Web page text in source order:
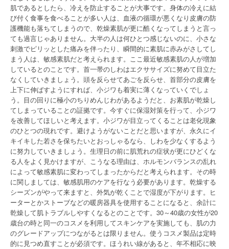
肌であるとしたら、冷えを防止することが大事です。身体の冷えに結
び付く食事を食べることが多い人は、血液の循環が悪くなり皮膚の防
護機能も落ちてしまうので、乾燥素肌が更に酷くなってしまうと言っ
ても過言じゃありません。大半の人は何ひとつ感じないのに、小さな
刺激でピリッとした痛みを伴ったり、瞬間的に素肌に赤みがさしてし
まう人は、敏感素肌だと考えられます。ここ最近敏感素肌の人が増加
しているとのことです。首一帯のしわはエクササイズに努めて目立た
なくしていきましょう。頭を反らせてあごを反らせ、首部分の皮膚を
上下に伸ばすようにすれば、小ジワも着実に薄くなっていくでしょ
う。目の回りに極小のちりめんじわがあるようだと、お素肌が乾燥し
てしまっていることの証拠です。今すぐに保湿対策を行って、小ジワ
を改善してほしいと考えます。小ジワが目立ってくることは老化現象
のひとつの現れです。避けようがないことだと思いますが、永久にイ
キイキした若さを保ちたいとおっしゃるなら、しわを少なくするよう
に努力していきましょう。生理日の前に肌荒れの症状が更にひどくな
る人をよく見かけますが、こうなる理由は、ホルモンバランスの乱れ
によって敏感素肌に変わってしまったからだと考えられます。その時
に関しましては、敏感肌用のケアを行なう必要があります。乾燥する
シーズンがやって来ますと、外気が乾くことで湿度が下がります。ヒ
ーターとかストーブなどの暖房器具を使用することになると、余計に
乾燥して肌トラブルしやすくなるとのことです。30～40歳の女性が20
歳台の時と同一のコスメを利用してスキンケアを実施しても、肌の力
のグレードアップにつながるとは限りません。使うコスメ製品は定時
的に見つめ直すことが必須です。ほうれい線があると、年不相応に映